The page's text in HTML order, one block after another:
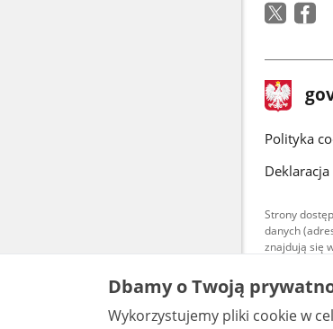
stopka
gov.pl
Polityka
Strony
danych
znajdują się
Dbamy o Twoją
Wykorzystujemy pliki cookie w